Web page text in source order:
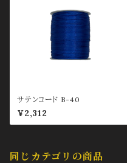
サテンコード B-40
¥2,312
同じカテゴリの商品